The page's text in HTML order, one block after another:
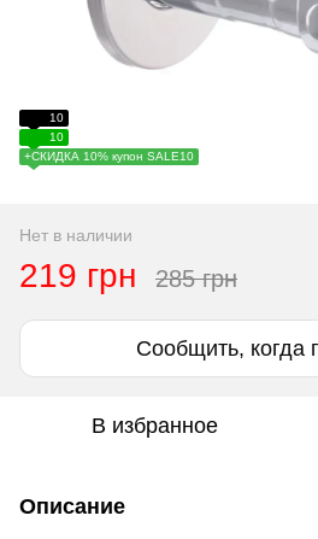
10
10
+СКИДКА 10% купон SALE10
Нет в наличии
219 грн 285 грн
Сообщить, когда
В избранное
Описание